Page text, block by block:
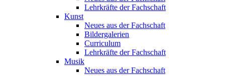
Lehrkräfte der Fachschaft
Kunst
Neues aus der Fachschaft
Bildergalerien
Curriculum
Lehrkräfte der Fachschaft
Musik
Neues aus der Fachschaft